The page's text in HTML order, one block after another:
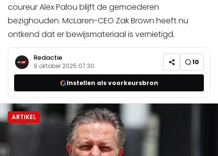
coureur Alex Palou blijft de gemoederen
bezighouden. McLaren-CEO Zak Brown heeft nu
ontkend dat er bewijsmateriaal is vernietigd.
Redactie
9 oktober 2025 07:30 10
Instellen als voorkeursbron
ARTIKEL